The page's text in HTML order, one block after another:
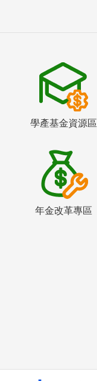
學產基金資源區
年金改革專區